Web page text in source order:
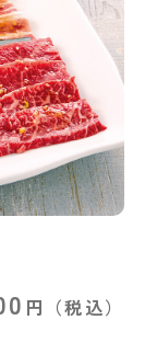
円 （税込）